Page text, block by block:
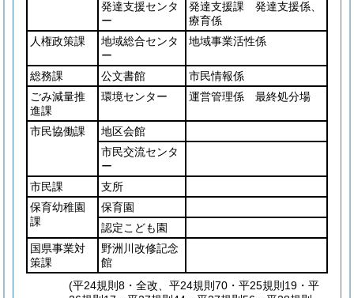
発達支援センタ
ー
発達支援課 発達支援係、
療育係
人権政策課
地域総合センタ
ー
地域事業活性係
総務課 公文書館
市民情報係
ごみ減量推
進課
環境センター 運営管理係 最終処分場
市民協働課
地区会館
市民交流センタ
ー
市民課
支所
保育幼稚園
課
保育園
認定こども園
国県事業対
策課
野洲川改修記念
館
(平24規則8・全改、平24規則70・平25規則19・平